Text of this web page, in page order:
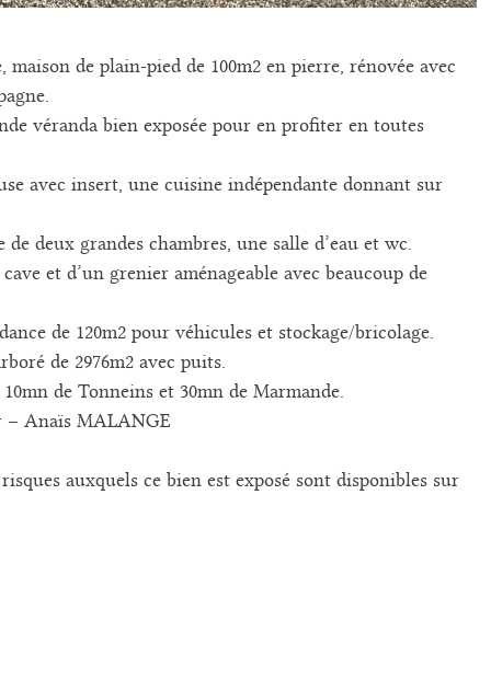
de plain-pied de 100m2 en pierre, rénovée avec
véranda bien exposée pour en profiter en toutes
avec insert, une cuisine indépendante donnant sur
de deux grandes chambres, une salle d’eau et wc.
et d’un grenier aménageable avec beaucoup de
de 120m2 pour véhicules et stockage/bricolage.
de 2976m2 avec puits.
de Tonneins et 30mn de Marmande.
– Anaïs MALANGE
auxquels ce bien est exposé sont disponibles sur